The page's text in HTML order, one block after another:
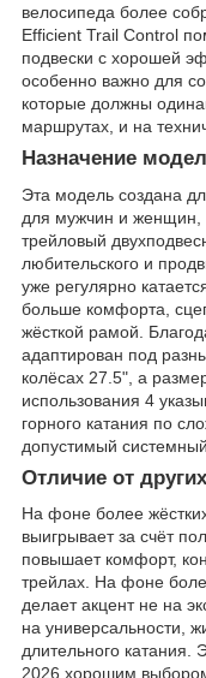
велосипеда более
Efficient Trail Control
подвески с хорошей
особенно важно для
которые должны
маршрутах, и на
Назначение
Эта модель создана
для мужчин и женщин,
трейловый
любительского и
уже регулярно
больше комфорта,
жёсткой рамой.
адаптирован под
колёсах 27.5", а
использования 4
горного катания по
допустимый системный
Отличие от
На фоне более
выигрывает за счёт
повышает комфорт,
трейлах. На фоне
делает акцент не на
на универсальности,
длительного катания.
2026 хорошим